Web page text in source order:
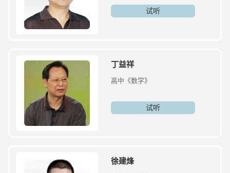
试听
丁益祥
高中《数学》
试听
徐建烽